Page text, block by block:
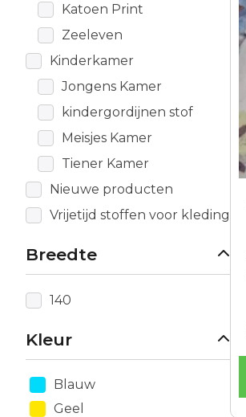
Katoen Print
Zeeleven
Kinderkamer
Jongens Kamer
kindergordijnen stof
Meisjes Kamer
Tiener Kamer
Nieuwe producten
Vrijetijd stoffen voor kleding
Breedte
140
Kleur
Blauw
Geel